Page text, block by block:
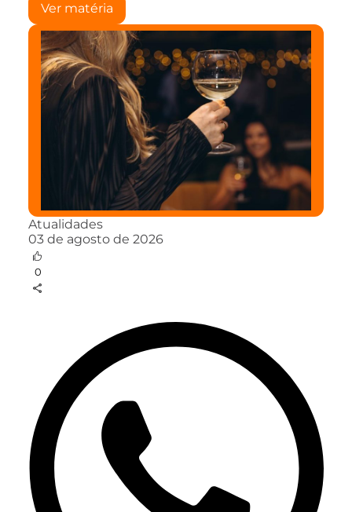
Ver matéria
Atualidades
03 de agosto de 2026
0